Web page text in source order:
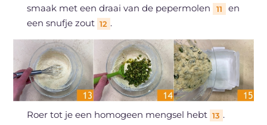
smaak met een draai van de pepermolen
11
en
een snufje zout 12 .
Roer tot je een homogeen mengsel hebt 13 .